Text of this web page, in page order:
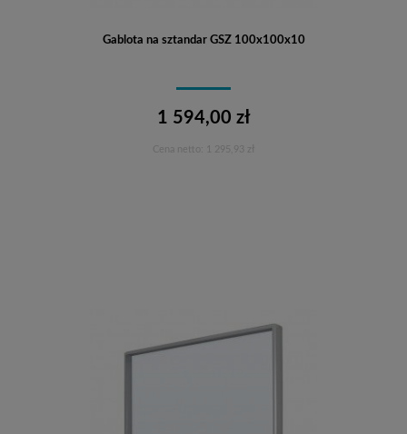
Gablota na sztandar GSZ 100x100x10
1 594,00 zł
1 295,93 zł